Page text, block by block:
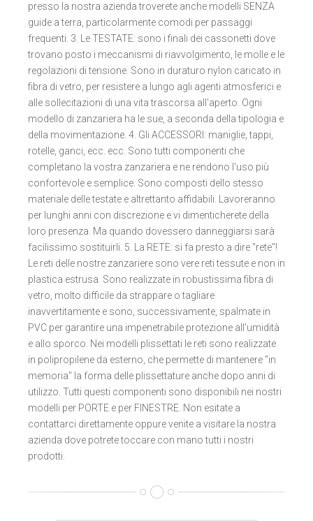
presso la nostra azienda troverete anche modelli SENZA
guide a terra, particolarmente comodi per passaggi
frequenti. 3. Le TESTATE: sono i finali dei cassonetti dove
trovano posto i meccanismi di riavvolgimento, le molle e le
regolazioni di tensione. Sono in duraturo nylon caricato in
fibra di vetro, per resistere a lungo agli agenti atmosferici e
alle sollecitazioni di una vita trascorsa all'aperto. Ogni
modello di zanzariera ha le sue, a seconda della tipologia e
della movimentazione. 4. Gli ACCESSORI: maniglie, tappi,
rotelle, ganci, ecc. ecc. Sono tutti componenti che
completano la vostra zanzariera e ne rendono l'uso più
confortevole e semplice. Sono composti dello stesso
materiale delle testate e altrettanto affidabili. Lavoreranno
per lunghi anni con discrezione e vi dimenticherete della
loro presenza. Ma quando dovessero danneggiarsi sarà
facilissimo sostituirli. 5. La RETE: si fa presto a dire "rete"!
Le reti delle nostre zanzariere sono vere reti tessute e non in
plastica estrusa. Sono realizzate in robustissima fibra di
vetro, molto difficile da strappare o tagliare
inavvertitamente e sono, successivamente, spalmate in
PVC per garantire una impenetrabile protezione all'umidità
e allo sporco. Nei modelli plissettati le reti sono realizzate
in polipropilene da esterno, che permette di mantenere "in
memoria" la forma delle plissettature anche dopo anni di
utilizzo. Tutti questi componenti sono disponibili nei nostri
modelli per PORTE e per FINESTRE. Non esitate a
contattarci direttamente oppure venite a visitare la nostra
azienda dove potrete toccare con mano tutti i nostri
prodotti.